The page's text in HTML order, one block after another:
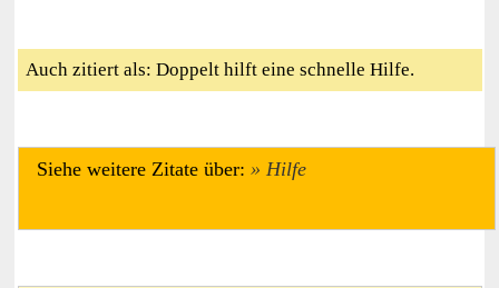
Auch zitiert als: Doppelt hilft eine schnelle Hilfe.
Siehe weitere Zitate über: Hilfe